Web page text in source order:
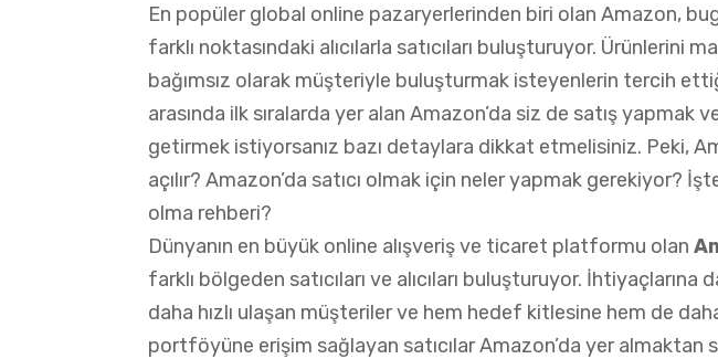
En popüler global online pazaryerlerinden biri olan Amazon,
farklı noktasındaki alıcılarla satıcıları buluşturuyor. Ürünlerini
bağımsız olarak müşteriyle buluşturmak isteyenlerin tercih
arasında ilk sıralarda yer alan Amazon’da siz de satış yapmak
getirmek istiyorsanız bazı detaylara dikkat etmelisiniz. Peki,
açılır? Amazon’da satıcı olmak için neler yapmak gerekiyor?
olma rehberi?
Dünyanın en büyük online alışveriş ve ticaret platformu olan
farklı bölgeden satıcıları ve alıcıları buluşturuyor.
daha hızlı ulaşan müşteriler ve hem hedef kitlesine hem de
portföyüne erişim sağlayan satıcılar Amazon’da yer almaktan